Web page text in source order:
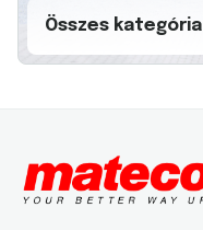
Összes kategória